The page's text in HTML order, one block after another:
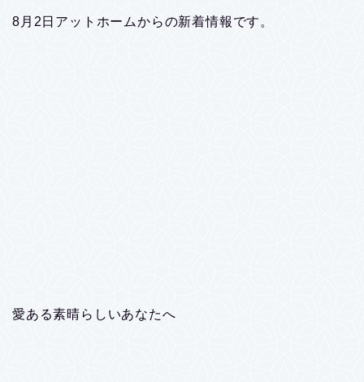
8月2日アットホームからの新着情報です。
愛ある素晴らしいあなたへ